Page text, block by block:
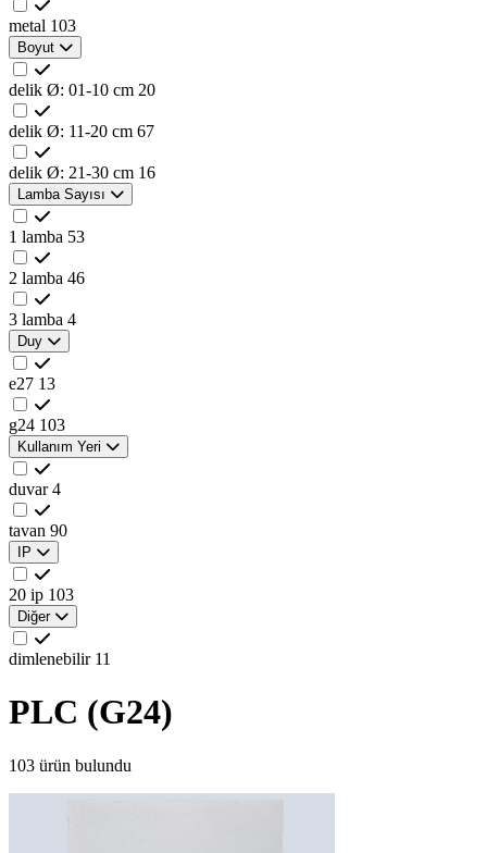
metal 103
Boyut
delik Ø: 01-10 cm 20
delik Ø: 11-20 cm 67
delik Ø: 21-30 cm 16
Lamba Sayısı
1 lamba 53
2 lamba 46
3 lamba 4
Duy
e27 13
g24 103
Kullanım Yeri
duvar4
tavan 90
IP
20 ip 103
Diğer
dimlenebilir 11
PLC (G24)
103 ürün bulundu